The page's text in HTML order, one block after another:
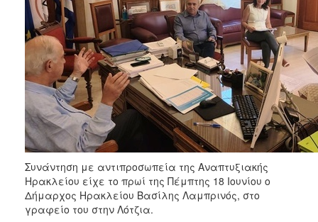
Κέντρα
Ημερήσιας
Φροντίδας
Ηλικιωμένων
(Κ.Η.Φ.Η.)
Κ.Δ.Α.Π.Α.μεΑ.
Αδειοδότηση
&
Έλεγχος
Σταθμών
Δημοτικό
Ιατρείο
Συνάντηση με αντιπροσωπεία της Αναπτυξιακής
Ηρακλείου είχε το πρωί της Πέμπτης 18 Ιουνίου ο
Δήμαρχος Ηρακλείου Βασίλης Λαμπρινός, στο
γραφείο του στην Λότζια.